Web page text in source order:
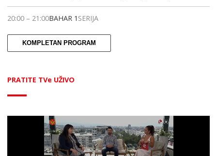
20:00 – 21:00BAHAR 1 SERIJA
KOMPLETAN PROGRAM
PRATITE TVe UŽIVO